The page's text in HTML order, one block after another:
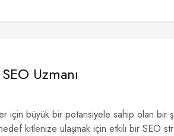
Uzmanı
için büyük bir potansiyele sahip olan
kitlenize ulaşmak için etkili bir SEO